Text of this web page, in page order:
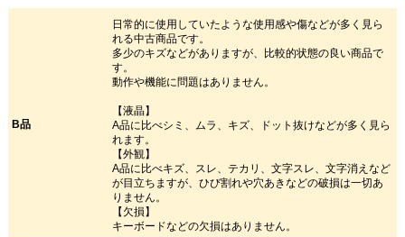
B品
日常的に使用していたような使用感や傷などが多く見ら
れる中古商品です。
多少のキズなどがありますが、比較的状態の良い商品で
す。
動作や機能に問題はありません。
【液晶】
A品に比べシミ、ムラ、キズ、ドット抜けなどが多く見ら
れます。
【外観】
A品に比べキズ、スレ、テカリ、文字スレ、文字消えなど
が目立ちますが、ひび割れや穴あきなどの破損は一切あ
りません。
【欠損】
キーボードなどの欠損はありません。